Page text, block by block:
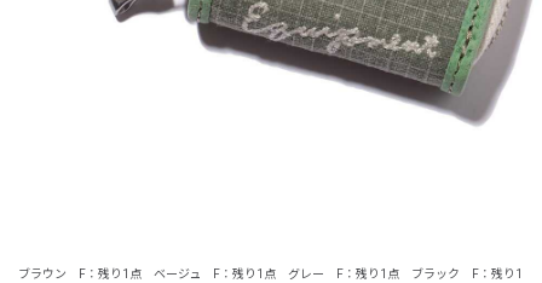
ブラウン F：残り1点 ベージュ F：残り1点 グレー F：残り1点 ブラック F：残り1